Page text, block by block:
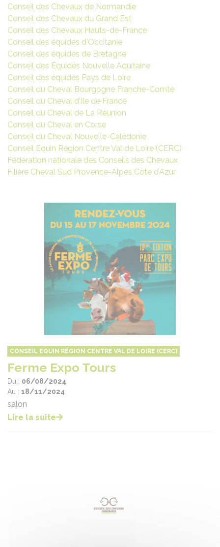
Conseil des Chevaux de Normandie
Conseil des Chevaux du Grand Est
Conseil des Chevaux Hauts-de-France
Conseil des équidés d'Occitanie
Conseil des équidés de Bretagne
Conseil des Équidés Nouvelle Aquitaine
Conseil des équidés Pays de Loire
Conseil du Cheval Bourgogne Franche-Comté
Conseil du Cheval d'Ile de France
Conseil du Cheval de La Réunion
Conseil du Cheval en Corse
Conseil du Cheval Nouvelle-Calédonie
Conseil Equin Région Centre Val de Loire (CERC)
Fédération nationale des Conseils des Chevaux
Filière Cheval Sud Provence-Alpes Côte d’Azur
CONSEIL EQUIN RÉGION CENTRE VAL DE LOIRE (CERC)
Ferme Expo Tours
Du : 06/08/2024
Au : 18/11/2024
salon
Lire la suite